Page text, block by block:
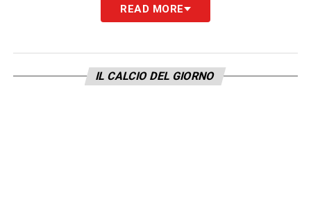
LA PLAYLIST DELLE NOSTRE TOP NEWS
READ MORE
IL CALCIO DEL GIORNO